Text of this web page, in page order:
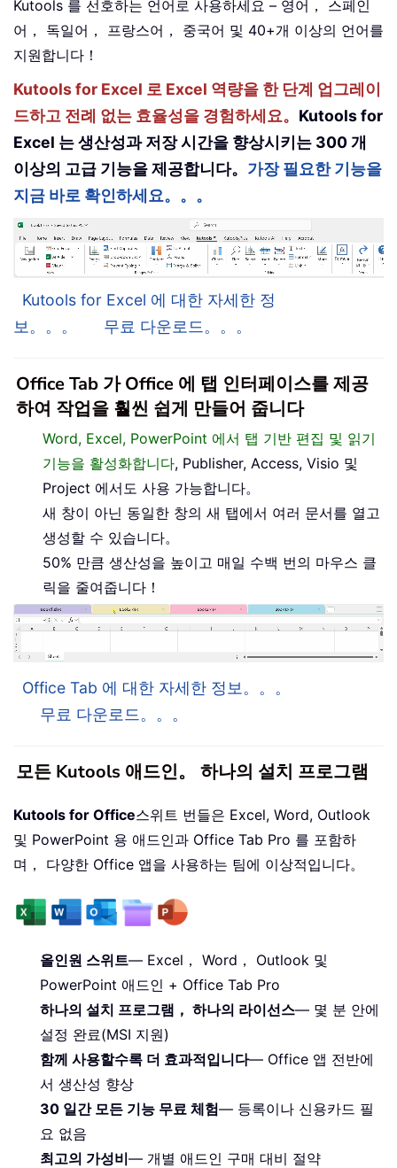
Kutools 를 선호하는 언어로 사용하세요 – 영어， 스페인
어， 독일어， 프랑스어， 중국어 및 40+개 이상의 언어를
지원합니다！
Kutools for Excel 로 Excel 역량을 한 단계 업그레이
드하고 전례 없는 효율성을 경험하세요。 Kutools for
Excel 는 생산성과 저장 시간을 향상시키는 300 개
이상의 고급 기능을 제공합니다。 가장 필요한 기능을
지금 바로 확인하세요。。。
Kutools for Excel 에 대한 자세한 정
보。。。
무료 다운로드。。。
Office Tab 가 Office 에 탭 인터페이스를 제공
하여 작업을 훨씬 쉽게 만들어 줍니다
Word, Excel, PowerPoint 에서 탭 기반 편집 및 읽기
기능을 활성화합니다, Publisher, Access, Visio 및
Project 에서도 사용 가능합니다。
새 창이 아닌 동일한 창의 새 탭에서 여러 문서를 열고
생성할 수 있습니다。
50% 만큼 생산성을 높이고 매일 수백 번의 마우스 클
릭을 줄여줍니다！
Office Tab 에 대한 자세한 정보。。。
무료 다운로드。。。
모든 Kutools 애드인。 하나의 설치 프로그램
Kutools for Office스위트 번들은 Excel, Word, Outlook
및 PowerPoint 용 애드인과 Office Tab Pro 를 포함하
며， 다양한 Office 앱을 사용하는 팀에 이상적입니다。
올인원 스위트— Excel， Word， Outlook 및
PowerPoint 애드인 + Office Tab Pro
하나의 설치 프로그램， 하나의 라이선스— 몇 분 안에
설정 완료(MSI 지원)
함께 사용할수록 더 효과적입니다— Office 앱 전반에
서 생산성 향상
30 일간 모든 기능 무료 체험— 등록이나 신용카드 필
요 없음
최고의 가성비— 개별 애드인 구매 대비 절약